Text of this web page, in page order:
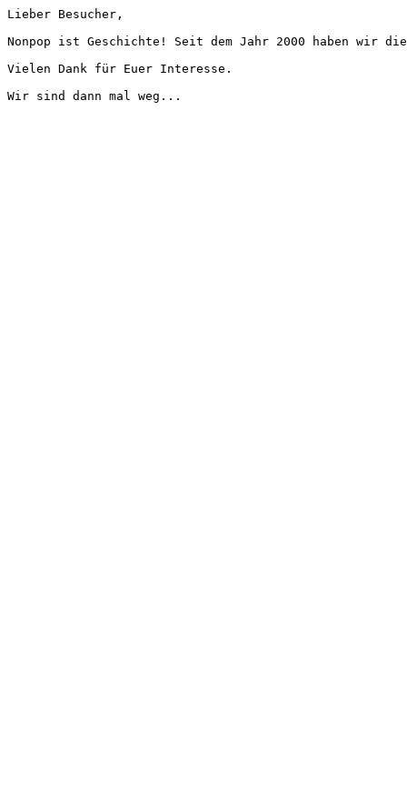
Lieber Besucher,
Nonpop ist Geschichte! Seit dem Jahr 2000 haben wir
Vielen Dank für Euer Interesse.
Wir sind dann mal weg...